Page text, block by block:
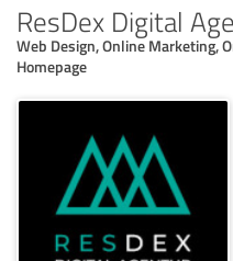
ResDex Digital
Web Design, Online Marketing,
Homepage